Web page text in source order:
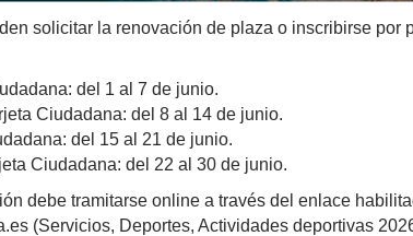
solicitar la renovación de plaza o inscribirse por
del 1 al 7 de junio.
Ciudadana: del 8 al 14 de junio.
del 15 al 21 de junio.
Ciudadana: del 22 al 30 de junio.
debe tramitarse online a través del enlace
(Servicios, Deportes, Actividades deportivas